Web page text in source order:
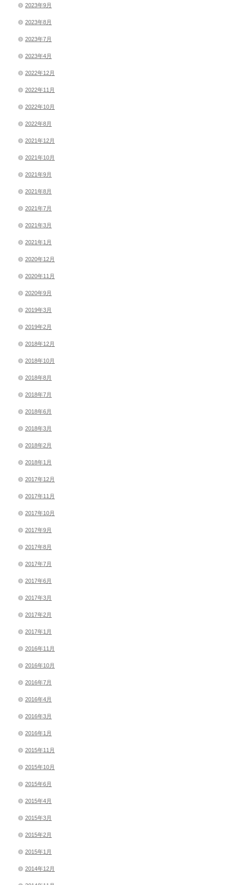
2023年9月
2023年8月
2023年7月
2023年4月
2022年12月
2022年11月
2022年10月
2022年8月
2021年12月
2021年10月
2021年9月
2021年8月
2021年7月
2021年3月
2021年1月
2020年12月
2020年11月
2020年9月
2019年3月
2019年2月
2018年12月
2018年10月
2018年8月
2018年7月
2018年6月
2018年3月
2018年2月
2018年1月
2017年12月
2017年11月
2017年10月
2017年9月
2017年8月
2017年7月
2017年6月
2017年3月
2017年2月
2017年1月
2016年11月
2016年10月
2016年7月
2016年4月
2016年3月
2016年1月
2015年11月
2015年10月
2015年6月
2015年4月
2015年3月
2015年2月
2015年1月
2014年12月